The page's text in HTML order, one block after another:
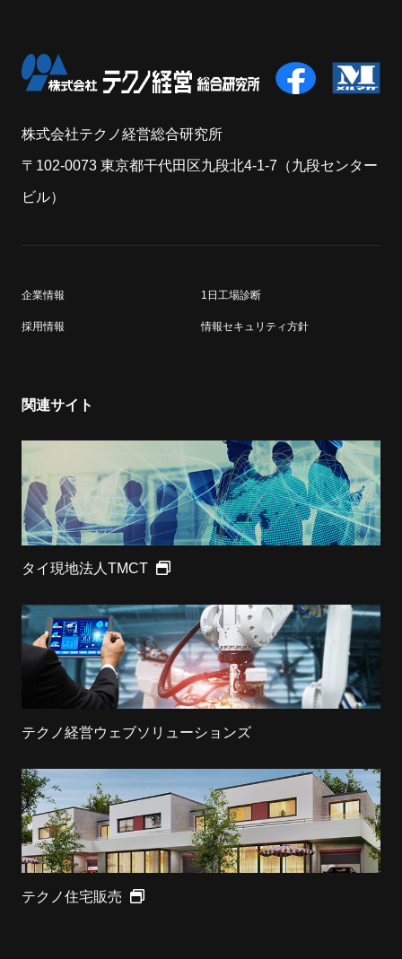
株式会社テクノ経営総合研究所
〒102-0073 東京都干代田区九段北4-1-7（九段センター
ビル）
企業情報 1日工場診断
採用情報 情報セキュリティ方針
関連サイト
タイ現地法人TMCT
テクノ経営ウェブソリューションズ
テクノ住宅販売